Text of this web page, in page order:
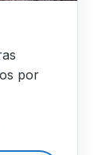
por